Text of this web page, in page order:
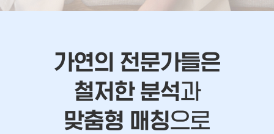
가연의 전문가들은
철저한 분석과
맞춤형 매칭으로